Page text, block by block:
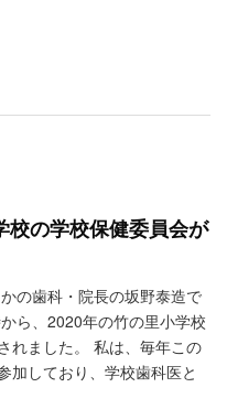
校の学校保健委員会が
の歯科・院長の坂野泰造で
ら、2020年の竹の里小学校
れました。 私は、毎年この
加しており、学校歯科医と